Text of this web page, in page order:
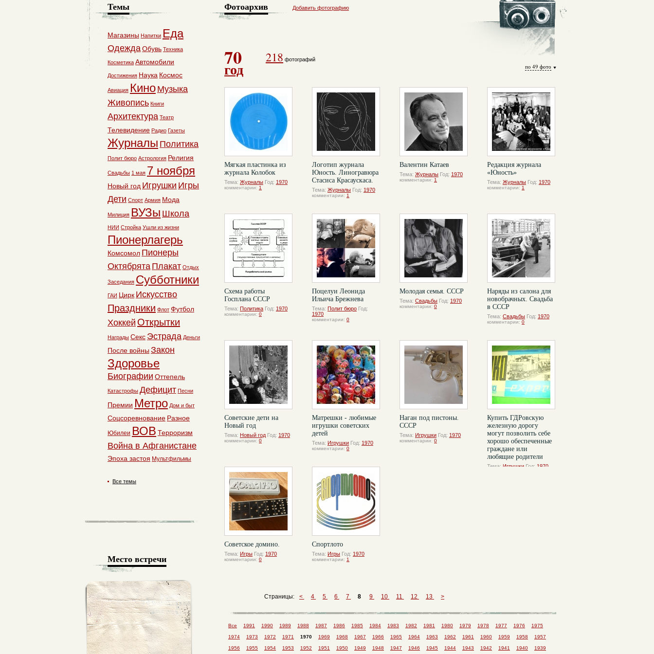
Фотоархив Добавить фотографию
70
год
218 фотографий
по 49 фото
Мягкая пластинка из
журнала Колобок
Тема: Журналы Год: 1970
комментарии: 1
Логотип журнала
Юность. Линогравюра
Стасиса Красаускаса.
Тема: Журналы Год: 1970
комментарии: 1
Валентин Катаев
Тема: Журналы Год: 1970
комментарии: 1
Редакция журнала
«Юность»
Тема: Журналы Год: 1970
комментарии: 1
Схема работы
Госплана СССР
Тема: Политика Год: 1970
комментарии: 0
Поцелуи Леонида
Ильича Брежнева
Тема: Полит бюро Год:
1970
комментарии: 0
Молодая семья. СССР
Тема: Свадьбы Год: 1970
комментарии: 0
Наряды из салона для
новобрачных. Свадьба
в СССР
Тема: Свадьбы Год: 1970
комментарии: 0
Советские дети на
Новый год
Тема: Новый год Год: 1970
комментарии: 0
Матрешки - любимые
игрушки советских
детей
Тема: Игрушки Год: 1970
комментарии: 0
Наган под пистоны.
СССР
Тема: Игрушки Год: 1970
комментарии: 0
Купить ГДРовскую
железную дорогу
могут позволить себе
хорошо обеспеченные
граждане или
любящие родители
Тема: Игрушки Год: 1970
Советское домино.
Тема: Игры Год: 1970
комментарии: 0
Спортлото
Тема: Игры Год: 1970
комментарии: 1
Страницы: < 4 5 6 7 8 9 10 11 12 13 >
Все 1991 1990 1989 1988 1987 1986 1985 1984 1983 1982 1981 1980 1979 1978 1977 1976 1975
1974 1973 1972 1971 1970 1969 1968 1967 1966 1965 1964 1963 1962 1961 1960 1959 1958 1957
1956 1955 1954 1953 1952 1951 1950 1949 1948 1947 1946 1945 1944 1943 1942 1941 1940 1939
Темы
Магазины Напитки Еда
ОдеждаОбувь Техника
Косметика Автомобили
Достижения Наука Космос
Авиация Кино Музыка
Живопись Книги
Архитектура Театр
Телевидение Радио Газеты
Журналы Политика
Полит бюро Астрология Религия
Свадьбы 1 мая 7 ноября
Новый год Игрушки Игры
Дети Спорт Армия Мода
Милиция ВУЗы Школа
НИИ Стройка Ушли из жизни
Пионерлагерь
Комсомол Пионеры
Октябрята Плакат Отдых
Заседания Субботники
ГАИ Цирк Искусство
Праздники Флот Футбол
Хоккей Открытки
Награды Секс Эстрада Деньги
После войны Закон
Здоровье
Биографии Оттепель
Катастрофы Дефицит Песни
Премии Метро Дом и быт
Соцсоревнование Разное
Юбилеи ВОВ Терроризм
Война в Афганистане
Эпоха застоя Мультфильмы
Все темы
Место встречи